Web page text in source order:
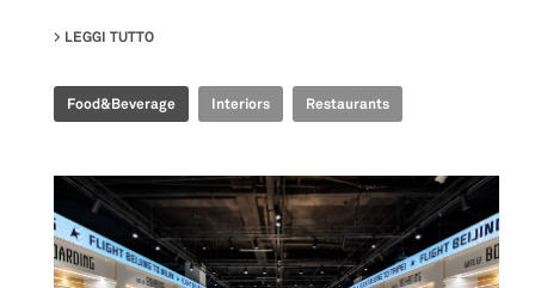
LEGGI TUTTO
Food&Beverage Interiors Restaurants